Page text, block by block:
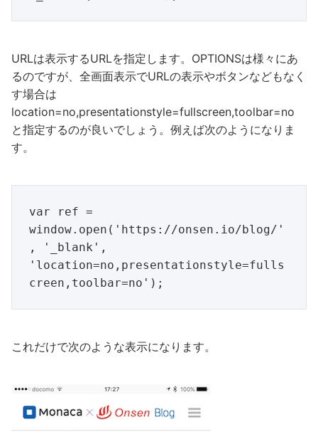
URLは表示するURLを指定します。OPTIONSは様々にあ
るのですが、全画面表示でURLの表示やボタンなどもなく
す場合は
location=no,presentationstyle=fullscreen,toolbar=no
と指定するのが良いでしょう。例えば次のようになりま
す。
var ref =
window.open('https://onsen.io/blog/'
, '_blank',
'location=no,presentationstyle=fulls
これだけで次のような表示になります。